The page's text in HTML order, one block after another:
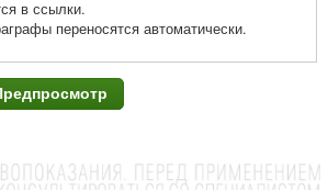
в ссылки.
переносятся автоматически.